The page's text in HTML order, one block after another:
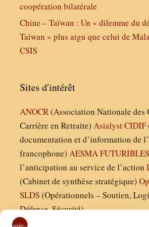
coopération bilatérale
Chine – Taïwan : Un « dilemme du
Taïwan » plus aigu que celui de
CSIS
Sites d'intérêt
ANOCR(Association Nationale des
Carrière en Retraite) AsialystCIDIF
documentation et d’information de
francophone) AESMAFUTURIBLES
l’anticipation au service de l’action
(Cabinet de synthèse stratégique)
SLDS(Opérationnels – Soutien,
Défense, Sécurité)